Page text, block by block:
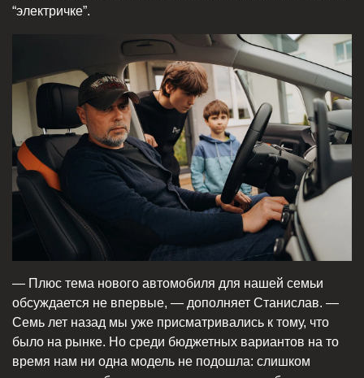
“электричке”.
— Плюс тема нового автомобиля для нашей семьи
обсуждается не впервые, — дополняет Станислав. —
Семь лет назад мы уже присматривались к тому, что
было на рынке. Но среди бюджетных вариантов на то
время нам ни одна модель не подошла: слишком